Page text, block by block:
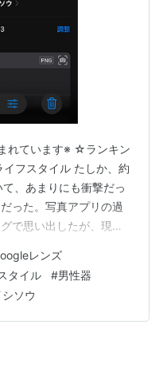
れています※ ☆ランキン
フスタイル たしか、約
、あまりにも衝撃だっ
った。写真アプリの過
で思い出したが、現在
たしてブログ記事にす
し、普段、僕が気にし
において、差が出たのが
にする。 前回シリーズ
レンズ
タイル #男性器
ソウ